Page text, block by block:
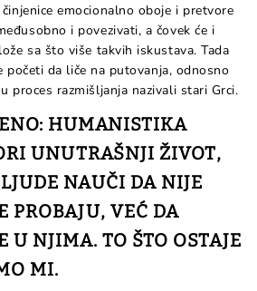
činjenice emocionalno oboje i pretvore
i povezivati, a čovek će i
sa što više takvih iskustava. Tada
početi da liče na putovanja, odnosno
proces razmišljanja nazivali stari Grci.
HUMANISTIKA
UNUTRAŠNJI ŽIVOT,
NAUČI DA NIJE
PROBAJU, VEĆ DA
U NJIMA. TO ŠTO OSTAJE
MI.